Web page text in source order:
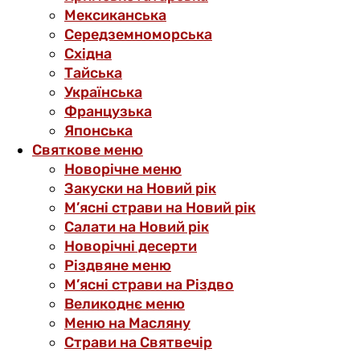
Мексиканська
Середземноморська
Східна
Тайська
Українська
Французька
Японська
Святкове меню
Новорічне меню
Закуски на Новий рік
М’ясні страви на Новий рік
Салати на Новий рік
Новорічні десерти
Різдвяне меню
М’ясні страви на Різдво
Великоднє меню
Меню на Масляну
Страви на Святвечір